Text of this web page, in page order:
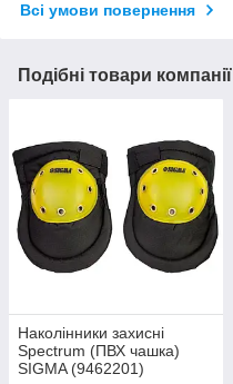
Всі умови повернення
Подібні товари компанії
Наколінники захисні
Spectrum (ПВХ чашка)
SIGMA (9462201)